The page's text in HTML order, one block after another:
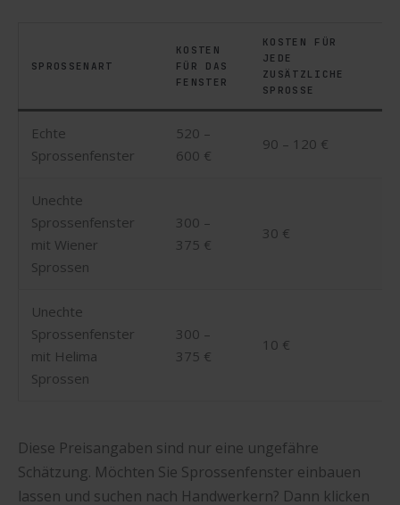
SPROSSENART
KOSTEN
FÜR DAS
FENSTER
KOSTEN FÜR
JEDE
ZUSÄTZLICHE
SPROSSE
Echte
Sprossenfenster
520 –
600 €
90 – 120 €
Unechte
Sprossenfenster
mit Wiener
Sprossen
300 –
375 €
30 €
Unechte
Sprossenfenster
mit Helima
Sprossen
300 –
375 €
10 €
Diese Preisangaben sind nur eine ungefähre
Schätzung. Möchten Sie Sprossenfenster einbauen
lassen und suchen nach Handwerkern? Dann klicken